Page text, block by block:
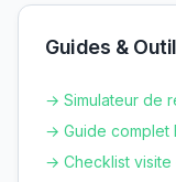
Guides &
→ Simulateur de
→ Guide complet
→ Checklist visite